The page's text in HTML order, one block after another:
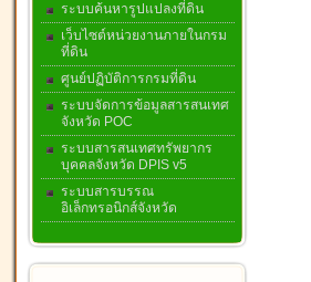
ระบบค้นหารูปแปลงที่ดิน
เว็บไซต์หน่วยงานภายในกรม
ที่ดิน
ศูนย์ปฏิบัติการกรมที่ดิน
ระบบจัดการข้อมูลสารสนเทศ
จังหวัด POC
ระบบสารสนเทศทรัพยากร
บุคคลจังหวัด DPIS v5
ระบบสารบรรณ
อิเล็กทรอนิกส์จังหวัด